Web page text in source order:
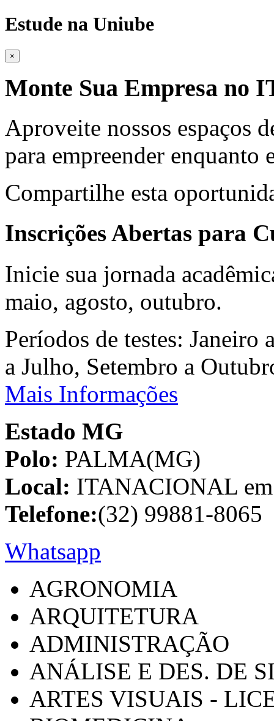
Estude na Uniube
×
Monte Sua Empresa no
Aproveite nossos espaços
para empreender enquanto
Compartilhe esta
Inscrições Abertas para
Inicie sua jornada
maio, agosto, outubro.
Períodos de testes:
a Julho, Setembro a
Mais Informações
Estado MG
Polo: PALMA(MG)
Local: ITANACIONAL
Telefone:(32) 99881-8065
Whatsapp
AGRONOMIA
ARQUITETURA
ADMINISTRAÇÃO
ANÁLISE E DES. DE
ARTES VISUAIS -